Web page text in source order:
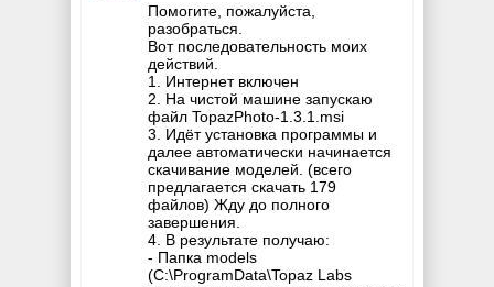
Помогите, пожалуйста,
разобраться.
Вот последовательность моих
действий.
1. Интернет включен
2. На чистой машине запускаю
файл TopazPhoto-1.3.1.msi
3. Идёт установка программы и
далее автоматически начинается
скачивание моделей. (всего
предлагается скачать 179
файлов) Жду до полного
завершения.
4. В результате получаю:
- Папка models
(C:\ProgramData\Topaz Labs